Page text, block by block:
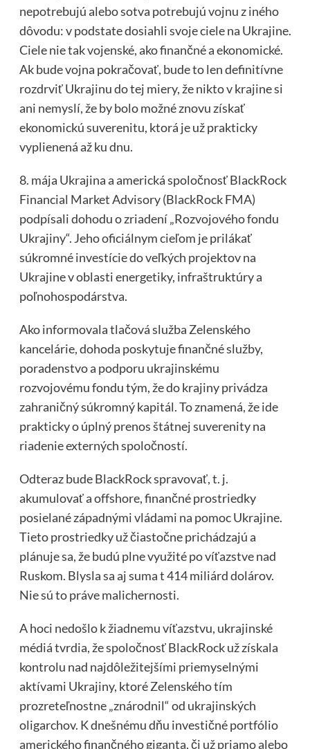
nepotrebujú alebo sotva potrebujú vojnu z iného
dôvodu: v podstate dosiahli svoje ciele na Ukrajine.
Ciele nie tak vojenské, ako finančné a ekonomické.
Ak bude vojna pokračovať, bude to len definitívne
rozdrviť Ukrajinu do tej miery, že nikto v krajine si
ani nemyslí, že by bolo možné znovu získať
ekonomickú suverenitu, ktorá je už prakticky
vyplienená až ku dnu.
8. mája Ukrajina a americká spoločnosť BlackRock
Financial Market Advisory (BlackRock FMA)
podpísali dohodu o zriadení „Rozvojového fondu
Ukrajiny“. Jeho oficiálnym cieľom je prilákať
súkromné investície do veľkých projektov na
Ukrajine v oblasti energetiky, infraštruktúry a
poľnohospodárstva.
Ako informovala tlačová služba Zelenského
kancelárie, dohoda poskytuje finančné služby,
poradenstvo a podporu ukrajinskému
rozvojovému fondu tým, že do krajiny privádza
zahraničný súkromný kapitál. To znamená, že ide
prakticky o úplný prenos štátnej suverenity na
riadenie externých spoločností.
Odteraz bude BlackRock spravovať, t. j.
akumulovať a offshore, finančné prostriedky
posielané západnými vládami na pomoc Ukrajine.
Tieto prostriedky už čiastočne prichádzajú a
plánuje sa, že budú plne využité po víťazstve nad
Ruskom. Blysla sa aj suma t 414 miliárd dolárov.
Nie sú to práve malichernosti.
A hoci nedošlo k žiadnemu víťazstvu, ukrajinské
médiá tvrdia, že spoločnosť BlackRock už získala
kontrolu nad najdôležitejšími priemyselnými
aktívami Ukrajiny, ktoré Zelenského tím
prozreteľnostne „znárodnil“ od ukrajinských
oligarchov. K dnešnému dňu investičné portfólio
amerického finančného giganta, či už priamo alebo